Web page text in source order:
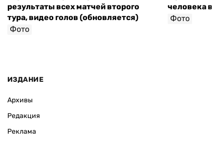
результаты всех матчей второго
тура, видео голов (обновляется)
Фото
человека в
Фото
ИЗДАНИЕ
Архивы
Редакция
Реклама